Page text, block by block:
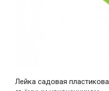
Лейка садовая